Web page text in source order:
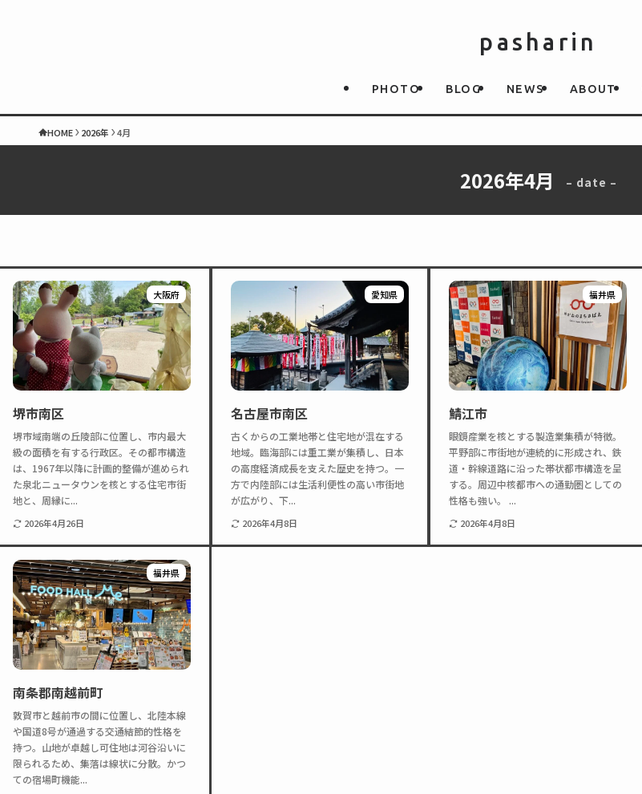
pasharin
PHOTO BLOG NEWS ABOUT
HOME 2026年 4月
2026年4月 – date –
大阪府
堺市南区
堺市域南端の丘陵部に位置し、市内最大
級の面積を有する行政区。その都市構造
は、1967年以降に計画的整備が進められ
た泉北ニュータウンを核とする住宅市街
地と、周縁に...
2026年4月26日
愛知県
名古屋市南区
古くからの工業地帯と住宅地が混在する
地域。臨海部には重工業が集積し、日本
の高度経済成長を支えた歴史を持つ。一
方で内陸部には生活利便性の高い市街地
が広がり、下...
2026年4月8日
福井県
鯖江市
眼鏡産業を核とする製造業集積が特徴。
平野部に市街地が連続的に形成され、鉄
道・幹線道路に沿った帯状都市構造を呈
する。周辺中核都市への通勤圏としての
性格も強い。 ...
2026年4月8日
福井県
南条郡南越前町
敦賀市と越前市の間に位置し、北陸本線
や国道8号が通過する交通結節的性格を
持つ。山地が卓越し可住地は河谷沿いに
限られるため、集落は線状に分散。かつ
ての宿場町機能...